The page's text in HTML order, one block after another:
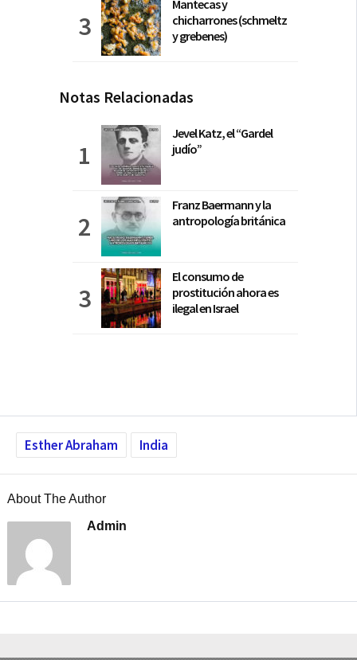
Mantecas y
chicharrones (schmeltz
y grebenes)
Notas Relacionadas
Jevel Katz, el “Gardel
judío”
Franz Baermann y la
antropología británica
El consumo de
prostitución ahora es
ilegal en Israel
Esther Abraham India
About The Author
Admin